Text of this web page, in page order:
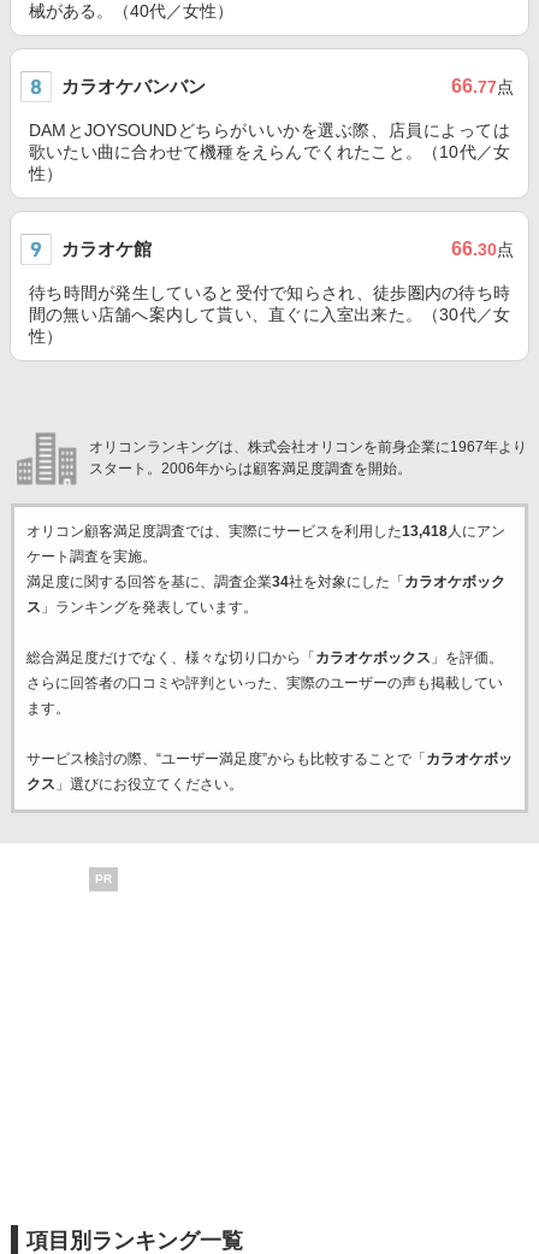
械がある。（40代／女性）
カラオケバンバン 66.77点
DAMとJOYSOUNDどちらがいいかを選ぶ際、店員によっては
歌いたい曲に合わせて機種をえらんでくれたこと。（10代／女
性）
カラオケ館 66.30点
待ち時間が発生していると受付で知らされ、徒歩圏内の待ち時
間の無い店舗へ案内して貰い、直ぐに入室出来た。（30代／女
性）
オリコンランキングは、株式会社オリコンを前身企業に1967年より
スタート。2006年からは顧客満足度調査を開始。
オリコン顧客満足度調査では、実際にサービスを利用した13,418人にアン
ケート調査を実施。
満足度に関する回答を基に、調査企業34社を対象にした「 カラオケボック
ス 」ランキングを発表しています。
総合満足度だけでなく、様々な切り口から「 カラオケボックス 」を評価。
さらに回答者の口コミや評判といった、実際のユーザーの声も掲載してい
ます。
サービス検討の際、“ユーザー満足度”からも比較することで「 カラオケボッ
クス 」選びにお役立てください。
PR
項目別ランキング一覧